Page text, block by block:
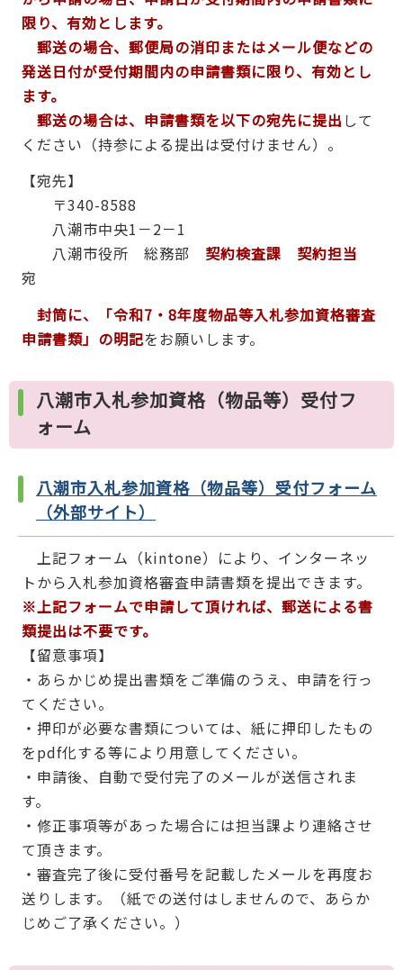
限り、有効とします。
郵送の場合、郵便局の消印またはメール便などの
発送日付が受付期間内の申請書類に限り、有効とし
ます。
郵送の場合は、申請書類を以下の宛先に提出 して
ください（持参による提出は受付けません）。
【宛先】
〒340-8588
八潮市中央1－2－1
八潮市役所 総務部 契約検査課
契約担当
宛
封筒に、
「令和7・8年度物品等入札参加資格審査
申請書類」の明記をお願いします。
八潮市入札参加資格（物品等）受付フ
ォーム
八潮市入札参加資格（物品等）受付フォーム
（外部サイト）
上記フォーム（kintone）により、インターネッ
トから入札参加資格審査申請書類を提出できます。
※上記フォームで申請して頂ければ、郵送による書
類提出は不要です。
【留意事項】
・あらかじめ提出書類をご準備のうえ、申請を行っ
てください。
・押印が必要な書類については、紙に押印したもの
をpdf化する等により用意してください。
・申請後、自動で受付完了のメールが送信されま
す。
・修正事項等があった場合には担当課より連絡させ
て頂きます。
・審査完了後に受付番号を記載したメールを再度お
送りします。（紙での送付はしませんので、あらか
じめご了承ください。）